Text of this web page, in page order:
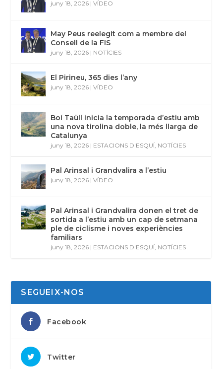
juny 18, 2026 |VÍDEO
May Peus reelegit com a membre del
Consell de la FIS
juny 18, 2026 | NOTÍCIES
El Pirineu, 365 dies l’any
juny 18, 2026 |VÍDEO
Boí Taüll inicia la temporada d’estiu amb
una nova tirolina doble, la més llarga de
Catalunya
juny 18, 2026 | ESTACIONS D'ESQUÍ NOTÍCIES
Pal Arinsal i Grandvalira a l’estiu
juny 18, 2026 |VÍDEO
Pal Arinsal i Grandvalira donen el tret de
sortida a l’estiu amb un cap de setmana
ple de ciclisme i noves experiències
familiars
juny 18, 2026 | ESTACIONS D'ESQUÍ NOTÍCIES
SEGUEIX-NOS
Facebook
Twitter